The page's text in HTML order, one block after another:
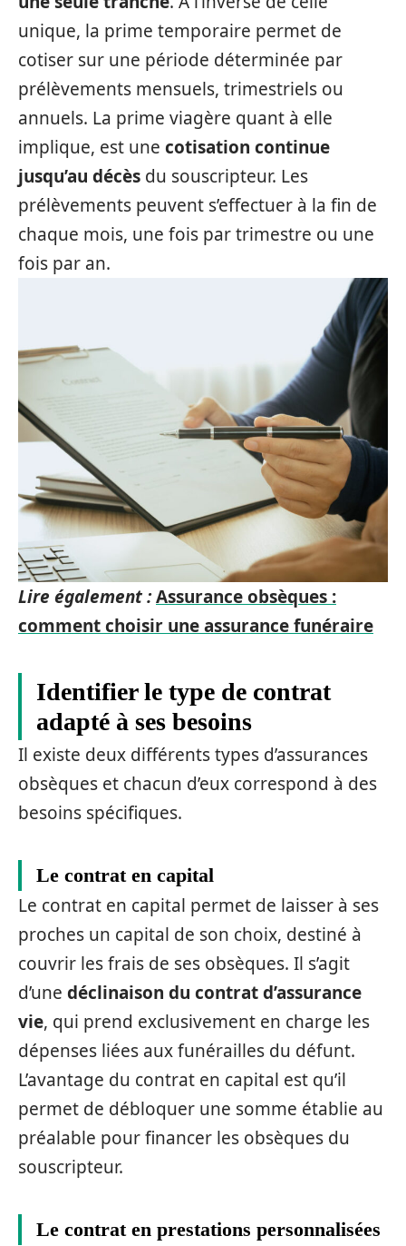
unique, la prime temporaire permet de
cotiser sur une période déterminée par
prélèvements mensuels, trimestriels ou
annuels. La prime viagère quant à elle
implique, est une cotisation continue
jusqu’au décès du souscripteur. Les
prélèvements peuvent s’effectuer à la fin de
chaque mois, une fois par trimestre ou une
fois par an.
Lire également :Assurance obsèques :
comment choisir une assurance funéraire
Identifier le type de contrat
adapté à ses besoins
Il existe deux différents types d’assurances
obsèques et chacun d’eux correspond à des
besoins spécifiques.
Le contrat en capital
Le contrat en capital permet de laisser à ses
proches un capital de son choix, destiné à
couvrir les frais de ses obsèques. Il s’agit
d’une déclinaison du contrat d’assurance
vie, qui prend exclusivement en charge les
dépenses liées aux funérailles du défunt.
L’avantage du contrat en capital est qu’il
permet de débloquer une somme établie au
préalable pour financer les obsèques du
souscripteur.
Le contrat en prestations personnalisées